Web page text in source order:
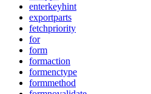
enterkeyhint
exportparts
fetchpriority
for
form
formaction
formenctype
formmethod